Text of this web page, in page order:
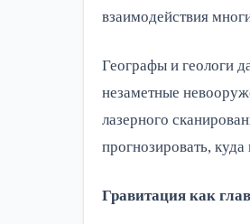
взаимодействия
Географы и геологи
незаметные
лазерного
прогнозировать,
Гравитация как